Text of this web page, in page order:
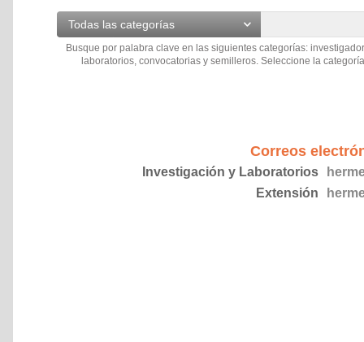
Todas las categorías
Busque por palabra clave en las siguientes categorías:
laboratorios, convocatorias y semilleros. Seleccione la
Correos
Investigación y Laboratorios
Extensión